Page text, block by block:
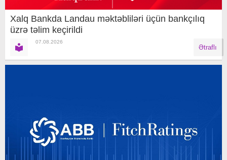
Xalq Bankda Landau məktəbliləri üçün bankçılıq
üzrə təlim keçirildi
07.08.2026
Ətraflı